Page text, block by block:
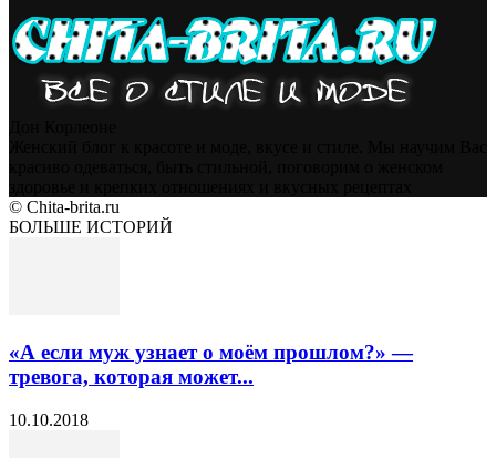
© Chita-brita.ru
БОЛЬШЕ ИСТОРИЙ
«А если муж узнает о моём прошлом?» —
тревога, которая может...
10.10.2018